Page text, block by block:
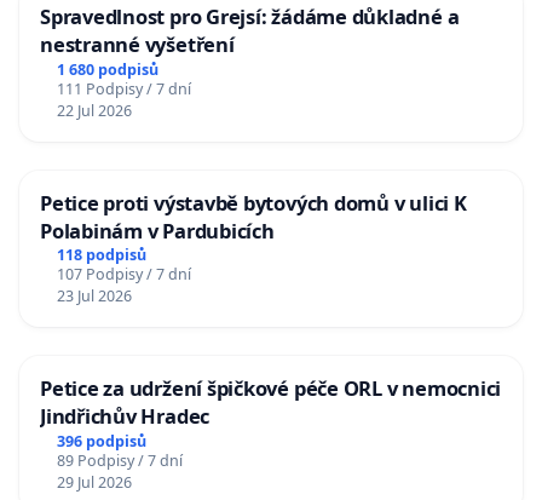
Spravedlnost pro Grejsí: žádáme důkladné a
nestranné vyšetření
1 680 podpisů
111 Podpisy / 7 dní
22 Jul 2026
Petice proti výstavbě bytových domů v ulici K
Polabinám v Pardubicích
118 podpisů
107 Podpisy / 7 dní
23 Jul 2026
Petice za udržení špičkové péče ORL v nemocnici
Jindřichův Hradec
396 podpisů
89 Podpisy / 7 dní
29 Jul 2026